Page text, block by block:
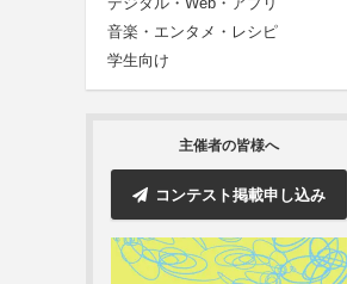
音楽・エンタメ・レシピ
学生向け
主催者の皆様へ
コンテスト掲載申し込み